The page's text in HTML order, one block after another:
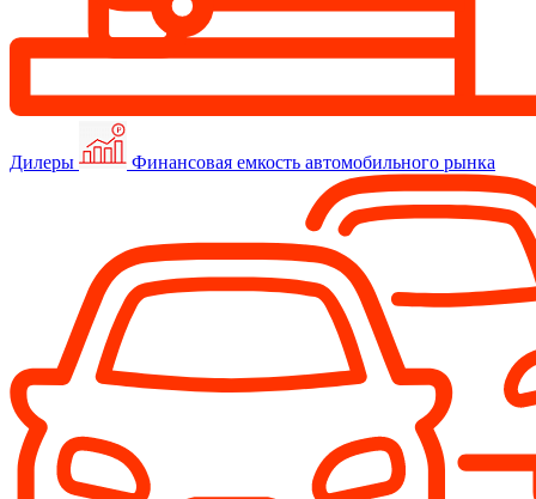
Дилеры Финансовая емкость автомобильного рынка